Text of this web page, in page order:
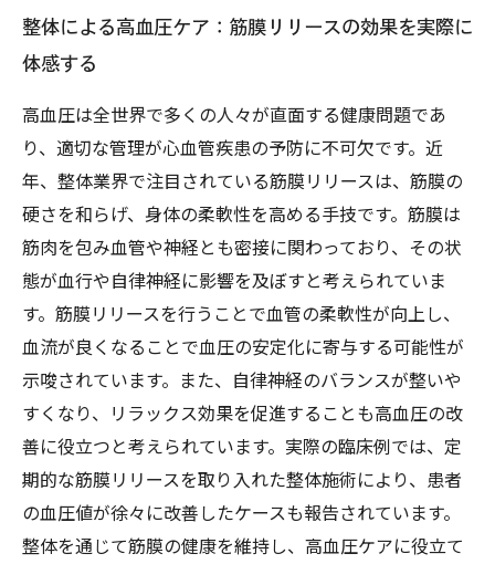
整体による高血圧ケア：筋膜リリースの効果を実際に
体感する
高血圧は全世界で多くの人々が直面する健康問題であ
り、適切な管理が心血管疾患の予防に不可欠です。近
年、整体業界で注目されている筋膜リリースは、筋膜の
硬さを和らげ、身体の柔軟性を高める手技です。筋膜は
筋肉を包み血管や神経とも密接に関わっており、その状
態が血行や自律神経に影響を及ぼすと考えられていま
す。筋膜リリースを行うことで血管の柔軟性が向上し、
血流が良くなることで血圧の安定化に寄与する可能性が
示唆されています。また、自律神経のバランスが整いや
すくなり、リラックス効果を促進することも高血圧の改
善に役立つと考えられています。実際の臨床例では、定
期的な筋膜リリースを取り入れた整体施術により、患者
の血圧値が徐々に改善したケースも報告されています。
整体を通じて筋膜の健康を維持し、高血圧ケアに役立て